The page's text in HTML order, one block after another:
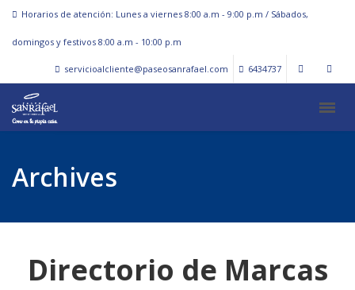
Horarios de atención: Lunes a viernes 8:00 a.m - 9:00 p.m / Sábados,
domingos y festivos 8:00 a.m - 10:00 p.m
servicioalcliente@paseosanrafael.com 6434737
Archives
Directorio de Marcas